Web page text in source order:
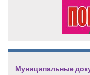
Муниципальные